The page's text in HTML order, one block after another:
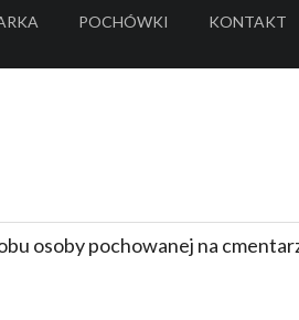
POCHÓWKI
- LINK DO SERWISUKONTAKT
osoby pochowanej na